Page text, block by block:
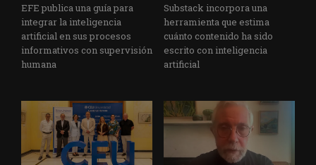
EFE publica una guía para
integrar la inteligencia
artificial en sus procesos
informativos con supervisión
humana
Substack incorpora una
herramienta que estima
cuánto contenido ha sido
escrito con inteligencia
artificial